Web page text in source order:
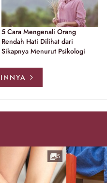
5 Cara Mengenali Orang
Rendah Hati Dilihat dari
Sikapnya Menurut Psikologi
5